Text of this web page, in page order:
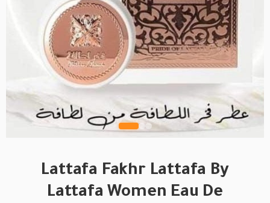
Lattafa Fakhr Lattafa By
Lattafa Women Eau De